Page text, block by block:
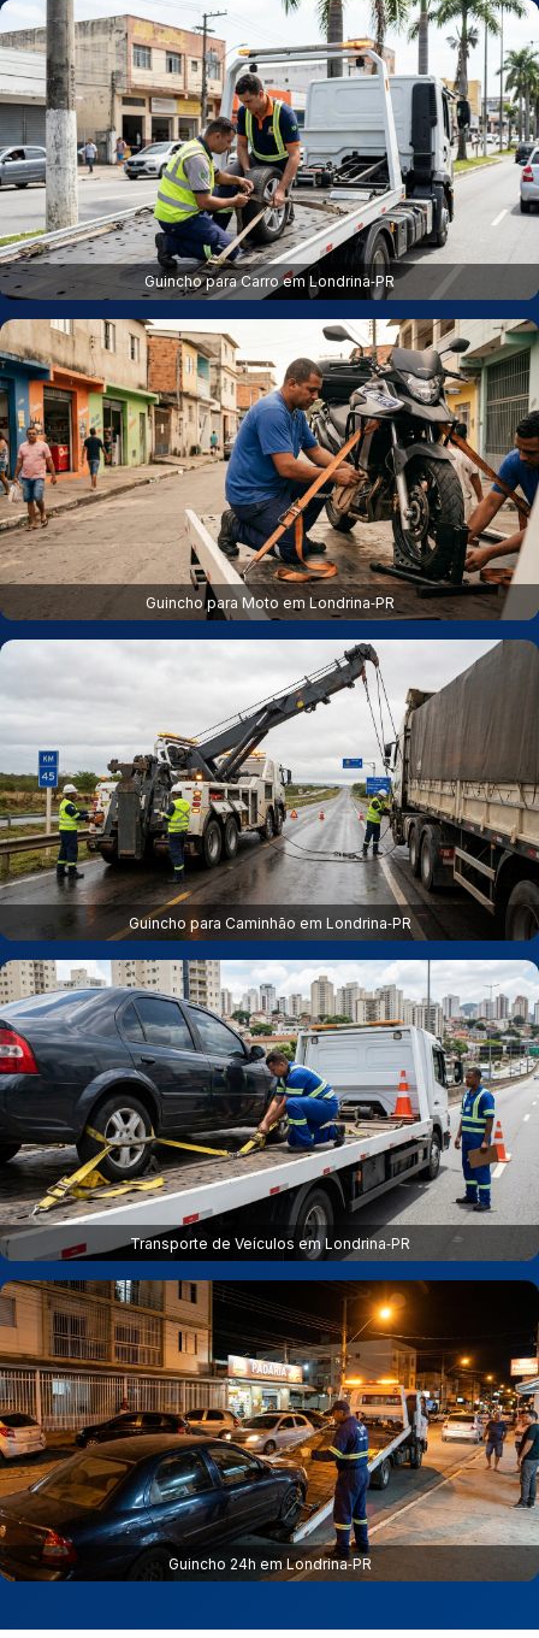
Guincho para Carro em Londrina‑PR
Guincho para Moto em Londrina‑PR
Guincho para Caminhão em Londrina‑PR
Transporte de Veículos em Londrina‑PR
Guincho 24h em Londrina‑PR